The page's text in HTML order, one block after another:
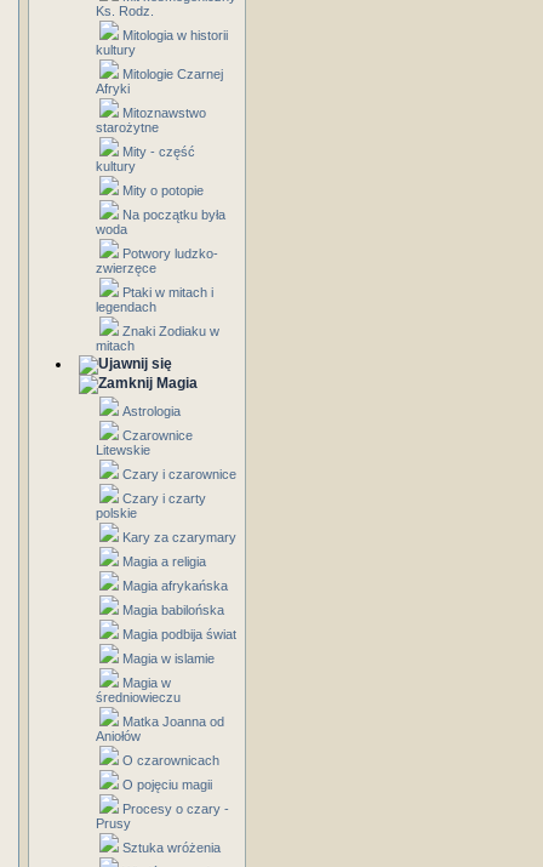
Ks. Rodz.
Mitologia w historii
kultury
Mitologie Czarnej
Afryki
Mitoznawstwo
starożytne
Mity - część
kultury
Mity o potopie
Na początku była
woda
Potwory ludzko-
zwierzęce
Ptaki w mitach i
legendach
Znaki Zodiaku w
mitach
Magia
Astrologia
Czarownice
Litewskie
Czary i czarownice
Czary i czarty
polskie
Kary za czarymary
Magia a religia
Magia afrykańska
Magia babilońska
Magia podbija świat
Magia w islamie
Magia w
średniowieczu
Matka Joanna od
Aniołów
O czarownicach
O pojęciu magii
Procesy o czary -
Prusy
Sztuka wróżenia